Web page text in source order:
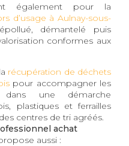
également pour la
d’usage à Aulnay-sous-
démantelé puis
conformes aux
récupération de déchets
pour accompagner les
une démarche
plastiques et ferrailles
centres de tri agréés.
achat
aussi :